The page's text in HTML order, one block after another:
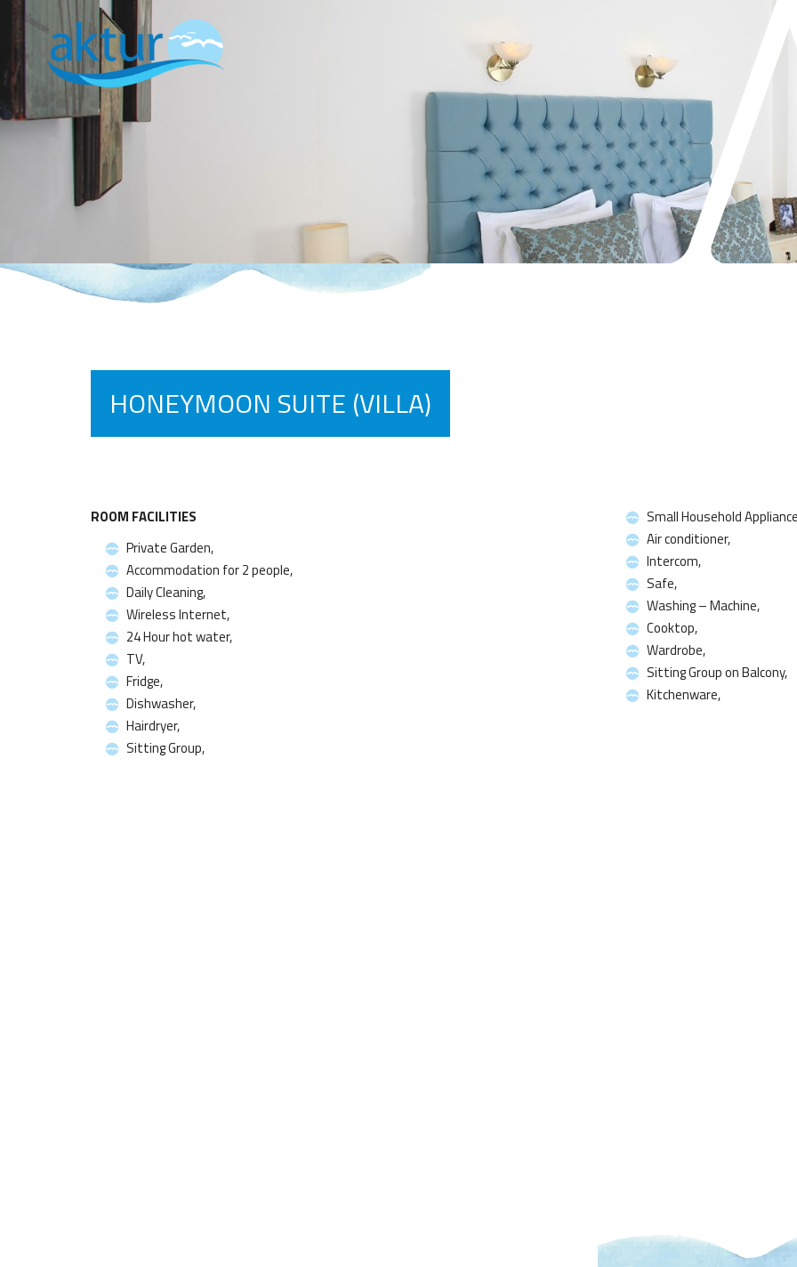
HONEYMOON SUITE (VILLA)
ROOM FACILITIES
Private Garden,
Accommodation for 2 people,
Daily Cleaning,
Wireless Internet,
24 Hour hot water,
TV,
Fridge,
Dishwasher,
Hairdryer,
Sitting Group,
Small Household
Air conditioner,
Intercom,
Safe,
Washing – Machine,
Cooktop,
Wardrobe,
Sitting Group on Balcony,
Kitchenware,